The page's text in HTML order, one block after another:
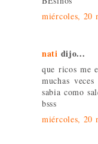
miércoles, 20
nati dijo...
que ricos me
muchas
sabia como
bsss
miércoles, 20